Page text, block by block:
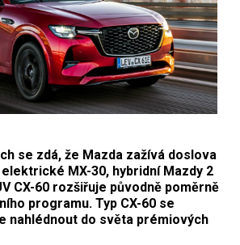
se zdá, že Mazda zažívá doslova
MX-30, hybridní Mazdy 2
CX-60 rozšiřuje původně poměrně
programu. Typ CX-60 se
nahlédnout do světa prémiových